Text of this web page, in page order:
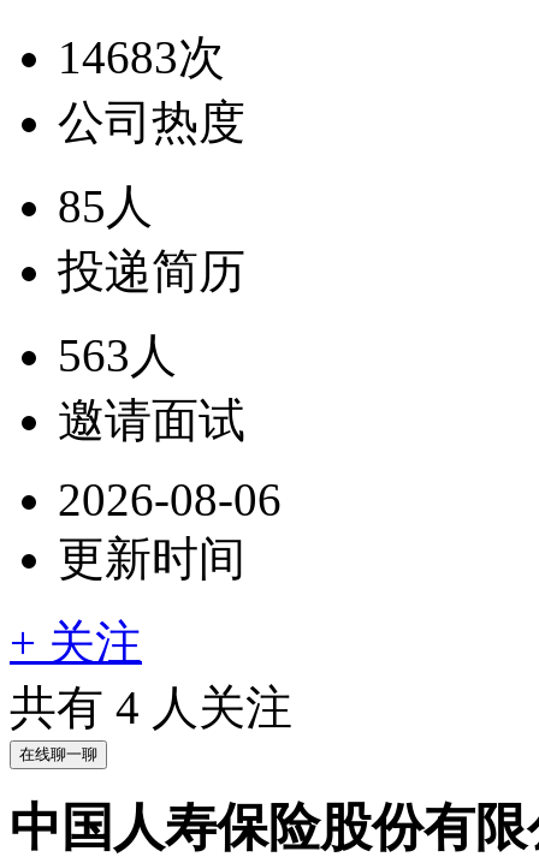
14683次
公司热度
85人
投递简历
563人
邀请面试
2026-08-06
更新时间
+ 关注
共有 4 人关注
在线聊一聊
中国人寿保险股份有